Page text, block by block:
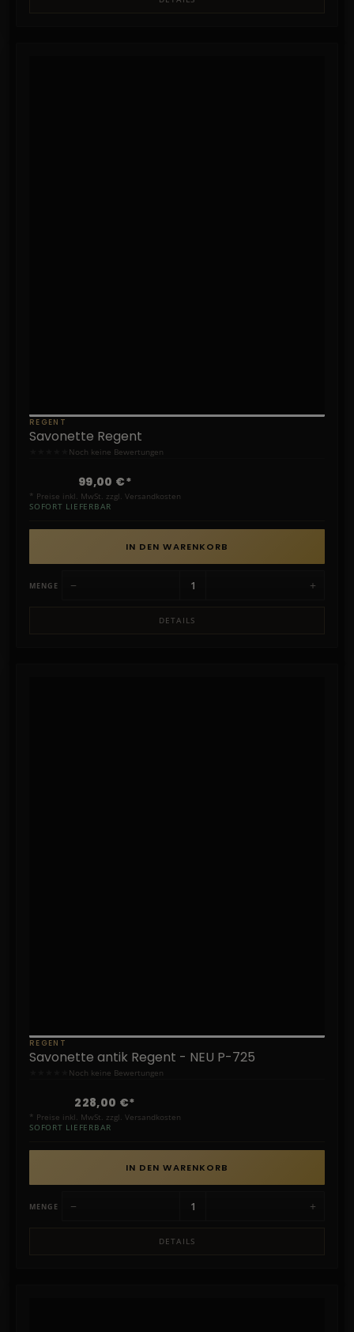
REGENT
Savonette Regent
Noch keine Bewertungen
99,00 €*
* Preise inkl. MwSt. zzgl. Versandkosten
SOFORT LIEFERBAR
MENGE − +
IN DEN WARENKORB
DETAILS
REGENT
Savonette antik Regent - NEU P-725
Noch keine Bewertungen
228,00 €*
* Preise inkl. MwSt. zzgl. Versandkosten
SOFORT LIEFERBAR
MENGE − +
IN DEN WARENKORB
DETAILS